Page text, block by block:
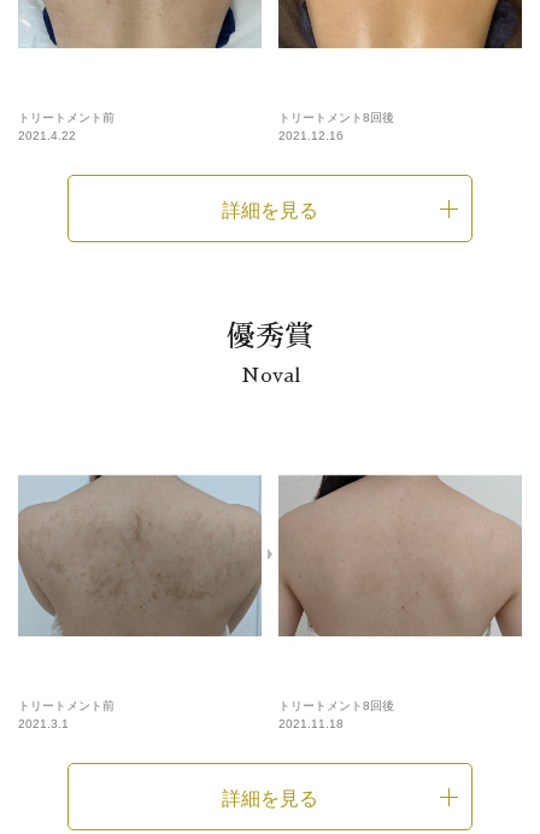
トリートメント前
2021.4.22
トリートメント8回後
2021.12.16
詳細を見る
優秀賞
Noval
トリートメント前
2021.3.1
トリートメント8回後
2021.11.18
詳細を見る